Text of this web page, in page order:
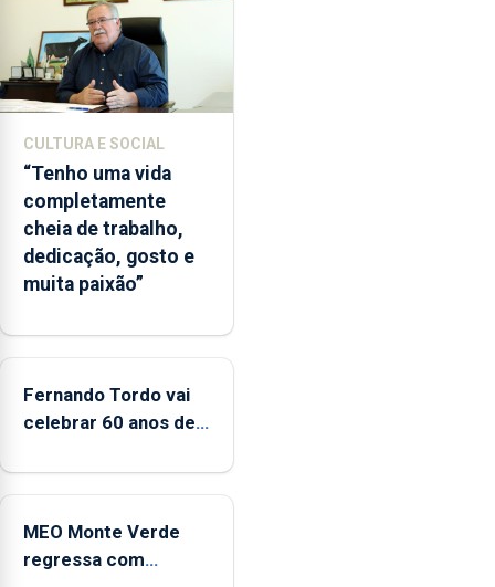
2022
e
2026.
ilha
das
Flores
apresenta
um
“decréscimo
da
entre
2022
2025
CULTURA E SOCIAL
“Tenho uma vida
completamente
cheia de trabalho,
dedicação, gosto e
muita paixão”
Fernando Tordo vai
celebrar 60 anos de
Micaelense
MEO Monte Verde
regressa com